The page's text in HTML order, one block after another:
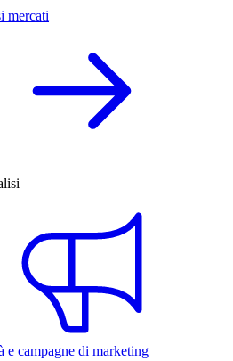
mercati
e campagne di marketing